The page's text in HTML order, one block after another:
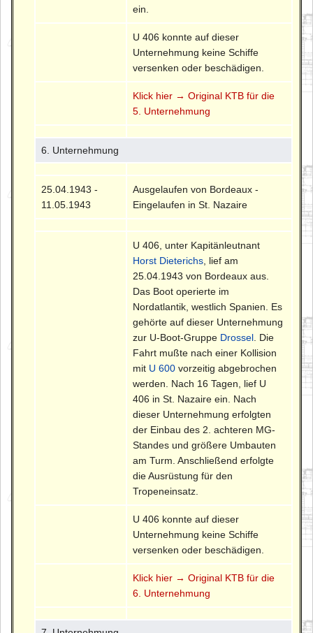
ein.
U 406 konnte auf dieser
Unternehmung keine Schiffe
versenken oder beschädigen.
Klick hier → Original KTB für die
5. Unternehmung
6. Unternehmung
25.04.1943 -
11.05.1943
Ausgelaufen von Bordeaux -
Eingelaufen in St. Nazaire
U 406, unter Kapitänleutnant
Horst Dieterichs , lief am
25.04.1943 von Bordeaux aus.
Das Boot operierte im
Nordatlantik, westlich Spanien. Es
gehörte auf dieser Unternehmung
zur U-Boot-Gruppe Drossel . Die
Fahrt mußte nach einer Kollision
mit U 600 vorzeitig abgebrochen
werden. Nach 16 Tagen, lief U
406 in St. Nazaire ein. Nach
dieser Unternehmung erfolgten
der Einbau des 2. achteren MG-
Standes und größere Umbauten
am Turm. Anschließend erfolgte
die Ausrüstung für den
Tropeneinsatz.
U 406 konnte auf dieser
Unternehmung keine Schiffe
versenken oder beschädigen.
Klick hier → Original KTB für die
6. Unternehmung